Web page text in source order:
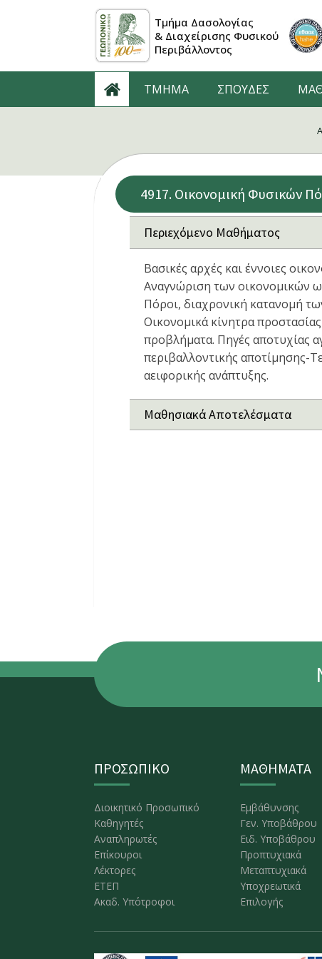
Τμήμα Δασολογίας
& Διαχείρισης Φυσικού
Περιβάλλοντος
ΤΜΗΜΑ ΣΠΟΥΔΕΣ
4917. Οικονομική Φυσικών
Περιεχόμενο Μαθήματος
Βασικές αρχές και έννοιες
Αναγνώριση των οικονομικών
Πόροι, διαχρονική κατανομή
Οικονομικά κίνητρα
προβλήματα. Πηγές αποτυχίας
περιβαλλοντικής αποτίμησης-
αειφορικής ανάπτυξης.
Μαθησιακά Αποτελέσματα
ΠΡΟΣΩΠΙΚΟ
Διοικητικό Προσωπικό
Καθηγητές
Αναπληρωτές
Επίκουροι
Λέκτορες
ΕΤΕΠ
Ακαδ. Υπότροφοι
ΜΑΘΗΜΑΤΑ
Εμβάθυνσης
Γεν. Υποβάθρου
Ειδ. Υποβάθρου
Προπτυχιακά
Μεταπτυχιακά
Υποχρεωτικά
Επιλογής